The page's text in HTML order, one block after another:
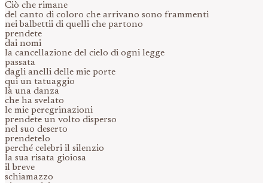
Ciò che rimane
del canto di coloro che arrivano sono frammenti
nei balbettii di quelli che partono
prendete
dai nomi
la cancellazione del cielo di ogni legge
passata
dagli anelli delle mie porte
qui un tatuaggio
là una danza
che ha svelato
le mie peregrinazioni
prendete un volto disperso
nel suo deserto
prendetelo
perché celebri il silenzio
la sua risata gioiosa
il breve
schiamazzo